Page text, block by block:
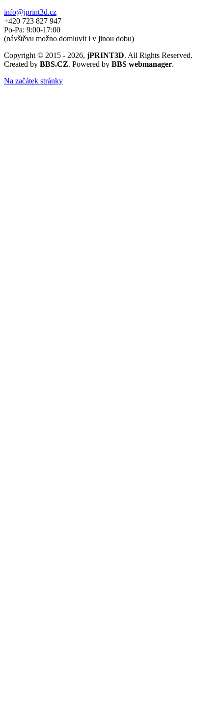
info@jprint3d.cz
+420 723 827 947
Po-Pa: 9:00-17:00
(návštěvu možno domluvit i v jinou dobu)
Copyright © 2015 - 2026, jPRINT3D. All Rights Reserved.
Created by BBS.CZ. Powered by BBS webmanager.
Na začátek stránky